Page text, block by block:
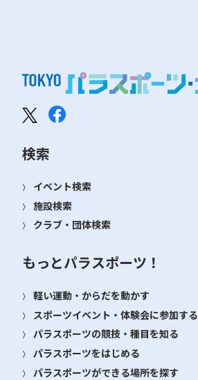
検索
イベント検索
施設検索
クラブ・団体検索
もっとパラスポーツ！
軽い運動・からだを動かす
スポーツイベント・体験会に参加する
パラスポーツの競技・種目を知る
パラスポーツをはじめる
パラスポーツができる場所を探す